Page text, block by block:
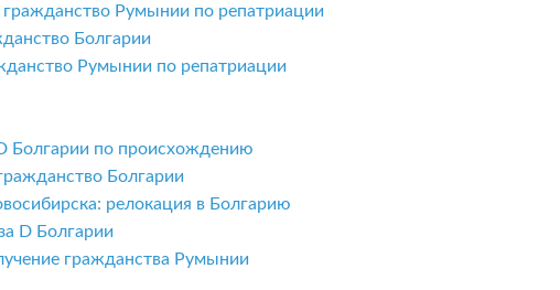
Румынии по репатриации
Болгарии
Румынии по репатриации
Болгарии по происхождению
Болгарии
релокация в Болгарию
D Болгарии
гражданства Румынии